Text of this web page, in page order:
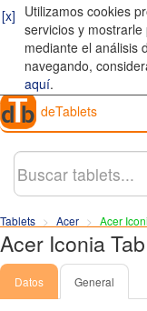
[x] Utilizamos cookies
servicios y
mediante el análisis
navegando,
aquí.
deTablets
Tablets Acer Acer
Acer Iconia
Datos General